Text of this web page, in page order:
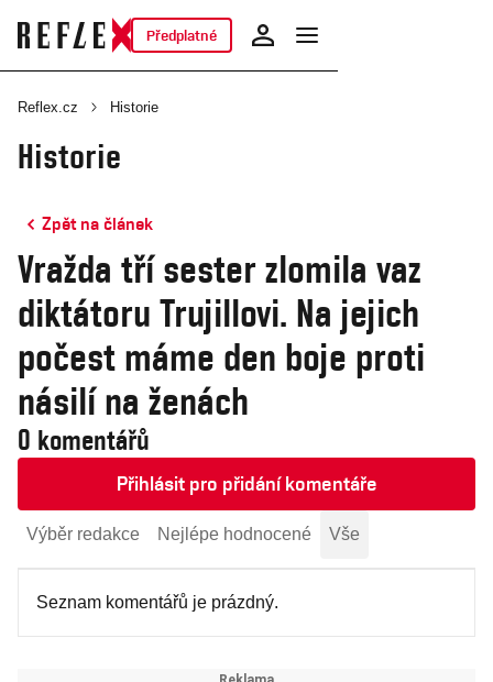
Předplatné
Reflex.cz Historie
Historie
Zpět na článek
Vražda tří sester zlomila vaz
diktátoru Trujillovi. Na jejich
počest máme den boje proti
násilí na ženách
0 komentářů
Přihlásit pro přidání komentáře
Výběr redakce Nejlépe hodnocené Vše
Seznam komentářů je prázdný.